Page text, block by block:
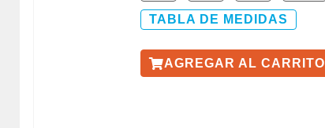
TABLA DE MEDIDAS
AGREGAR AL CARRITO